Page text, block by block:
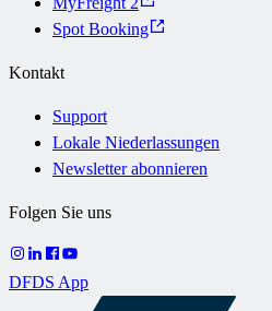
Spot Booking
Kontakt
Support
Lokale Niederlassungen
Newsletter abonnieren
Folgen Sie uns
DFDS App